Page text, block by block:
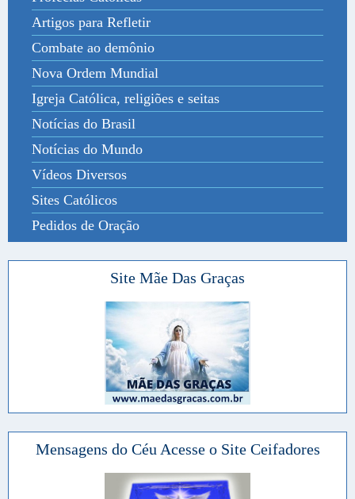
Artigos para Refletir
Combate ao demônio
Nova Ordem Mundial
Igreja Católica, religiões e seitas
Notícias do Brasil
Notícias do Mundo
Vídeos Diversos
Sites Católicos
Pedidos de Oração
Site Mãe Das Graças
Mensagens do Céu Acesse o Site Ceifadores